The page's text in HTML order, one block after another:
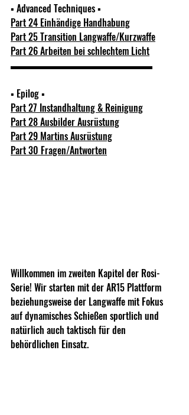
▪ Advanced Techniques ▪
Part 24 Einhändige Handhabung
Part 25 Transition Langwaffe/Kurzwaffe
Part 26 Arbeiten bei schlechtem Licht
▬▬▬▬▬▬▬▬▬▬▬▬▬▬▬
▪ Epilog ▪
Part 27 Instandhaltung & Reinigung
Part 28 Ausbilder Ausrüstung
Part 29 Martins Ausrüstung
Part 30 Fragen/Antworten
Willkommen im zweiten Kapitel der Rosi-
Serie! Wir starten mit der AR15 Plattform
beziehungsweise der Langwaffe mit Fokus
auf dynamisches Schießen sportlich und
natürlich auch taktisch für den
behördlichen Einsatz.